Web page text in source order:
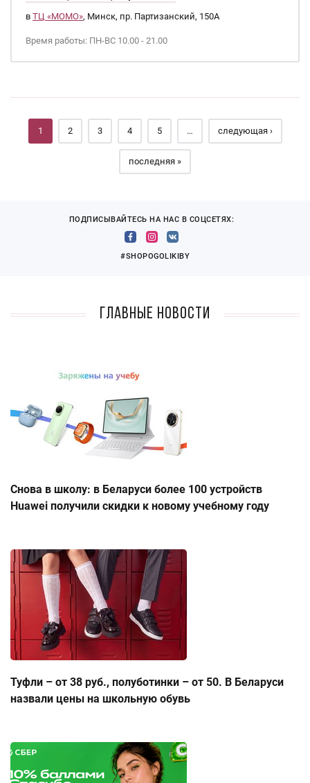
в ТЦ «МОМО», Минск, пр. Партизанский, 150А
Время работы: ПН-ВС 10.00 - 21.00
Страницы
1 2 3 4 5 … следующая ›
последняя »
ПОДПИСЫВАЙТЕСЬ НА НАС В СОЦСЕТЯХ:
#SHOPOGOLIKIBY
Главные новости
Снова в школу: в Беларуси более 100 устройств
Huawei получили скидки к новому учебному году
Туфли – от 38 руб., полуботинки – от 50. В Беларуси
назвали цены на школьную обувь